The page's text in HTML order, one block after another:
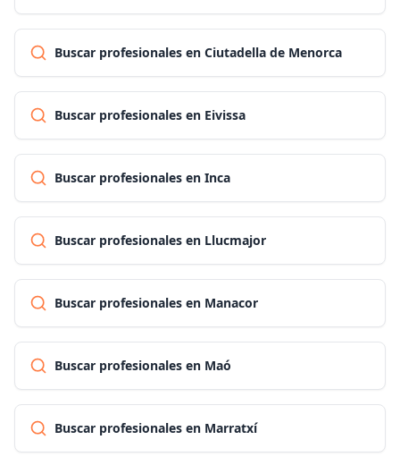
Buscar profesionales en Ciutadella de Menorca
Buscar profesionales en Eivissa
Buscar profesionales en Inca
Buscar profesionales en Llucmajor
Buscar profesionales en Manacor
Buscar profesionales en Maó
Buscar profesionales en Marratxí